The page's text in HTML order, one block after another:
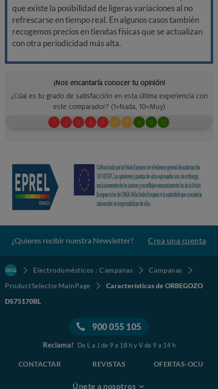
que existe la posibilidad de ligeras variaciones al no
refrescarse en tiempo real. En algunos casos también
recogemos precios en tiendas físicas que se actualizan
con otra periodicidad más alta.
¿Quieres recibir nuestra Newsletter? Crea una cuenta
Electrodomésticos : Campanas
Campanas
ProductSelectorMainPage
Características de ORBEGOZO
DS75170BL
900 055 105
Reclama! De L a J de 9 a 18 h y V de 9 a 14 h
CONTACTAR REVISTAS OFERTAS-OCU
Únete a nosotros